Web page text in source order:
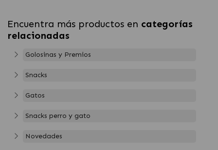
Encuentra más productos en categorías
relacionadas
Golosinas y Premios
Snacks
Gatos
Snacks perro y gato
Novedades